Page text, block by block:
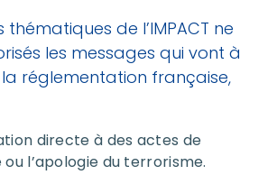
thématiques de l’IMPACT ne
les messages qui vont à
la réglementation française,
directe à des actes de
l’apologie du terrorisme.